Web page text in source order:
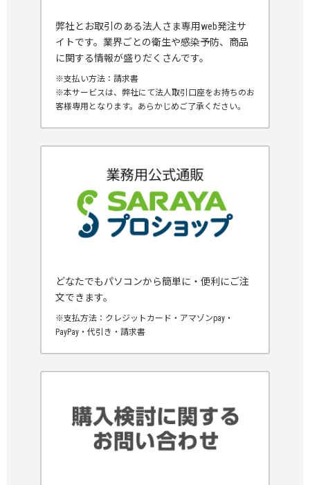
弊社とお取引のある法人さま専用web発注サ
イトです。業界ごとの衛生や感染予防、商品
に関する情報が盛りだくさんです。
※支払い方法：請求書
※本サービスは、弊社にて法人取引口座をお持ちのお
客様専用となります。あらかじめご了承ください。
どなたでもパソコンから簡単に・便利にご注
文できます。
※支払方法：クレジットカード・アマゾンpay・
PayPay・代引き・請求書